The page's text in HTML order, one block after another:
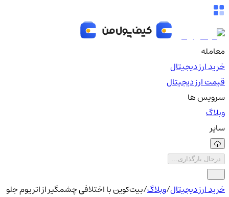
معامله
خرید ارز دیجیتال
قیمت ارز دیجیتال
سرویس ها
وبلاگ
سایر
درحال بارگذاری...
خرید ارز دیجیتال/وبلاگ/بیت‌کوین با اختلافی چشمگیر از اتریوم جلو